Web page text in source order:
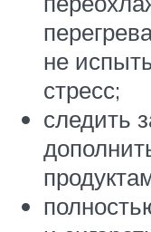
не
стресс;
следить